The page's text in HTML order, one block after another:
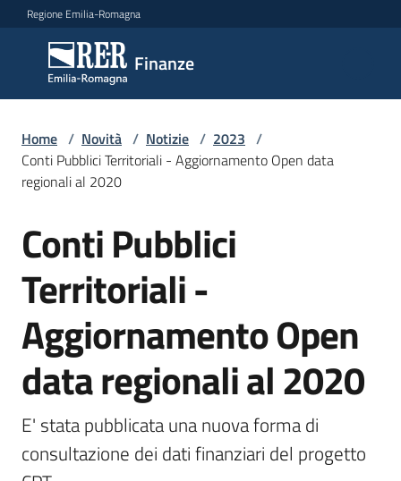
Vai al contenuto
Vai alla navigazione
Vai al footer
Regione Emilia-Romagna
Finanze
Finanze
Argomenti
Leggi
Atti
Bandi
Piani
Programmi
Progetti
Home / Novità / Notizie / 2023 /
Conti Pubblici Territoriali - Aggiornamento Open data
regionali al 2020
Salta al contenuto
Conti Pubblici
Territoriali -
Aggiornamento Open
data regionali al 2020
E' stata pubblicata una nuova forma di
consultazione dei dati finanziari del progetto